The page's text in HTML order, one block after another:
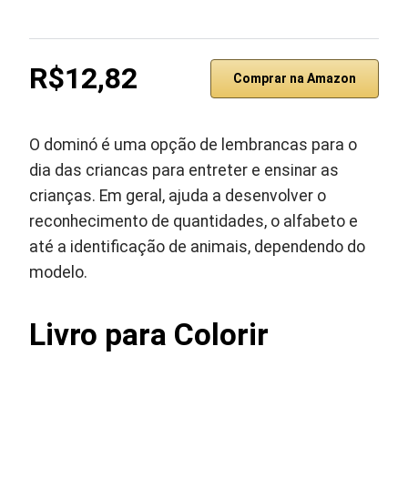
R$12,82 Comprar na Amazon
O dominó é uma opção de lembrancas para o
dia das criancas para entreter e ensinar as
crianças. Em geral, ajuda a desenvolver o
reconhecimento de quantidades, o alfabeto e
até a identificação de animais, dependendo do
modelo.
Livro para Colorir